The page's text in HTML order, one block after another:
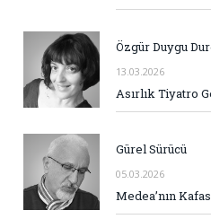
Özgür Duygu
13.03.2026
Asırlık Tiyatro
Gürel Sürücü
05.03.2026
Medea’nın